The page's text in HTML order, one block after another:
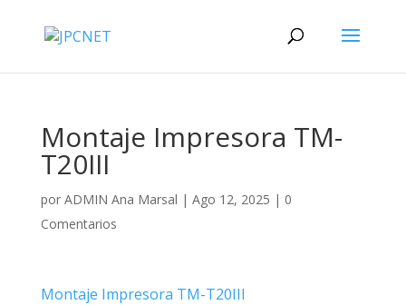
Montaje Impresora TM-
T20III
por ADMIN Ana Marsal | Ago 12, 2025 | 0
Comentarios
Montaje Impresora TM-T20III